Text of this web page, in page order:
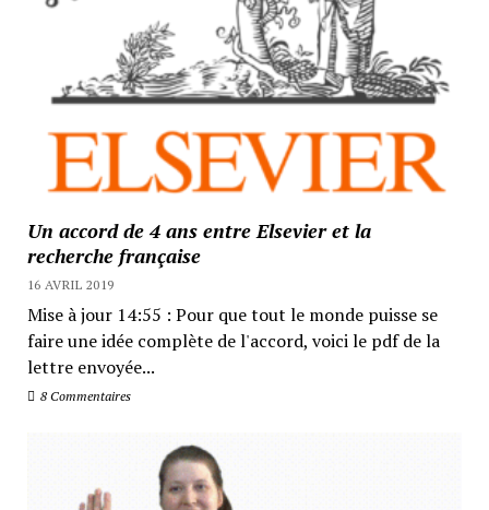
Un accord de 4 ans entre Elsevier et la
recherche française
16 AVRIL 2019
Mise à jour 14:55 : Pour que tout le monde puisse se
faire une idée complète de l'accord, voici le pdf de la
lettre envoyée...
8 Commentaires